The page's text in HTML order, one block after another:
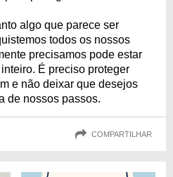
algo que parece ser
todos os nossos
precisamos pode estar
É preciso proteger
e não deixar que desejos
de nossos passos.
COMPARTILHAR